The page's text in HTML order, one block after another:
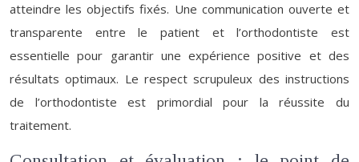
atteindre les objectifs fixés. Une communication ouverte et
transparente entre le patient et l’orthodontiste est
essentielle pour garantir une expérience positive et des
résultats optimaux. Le respect scrupuleux des instructions
de l’orthodontiste est primordial pour la réussite du
traitement.